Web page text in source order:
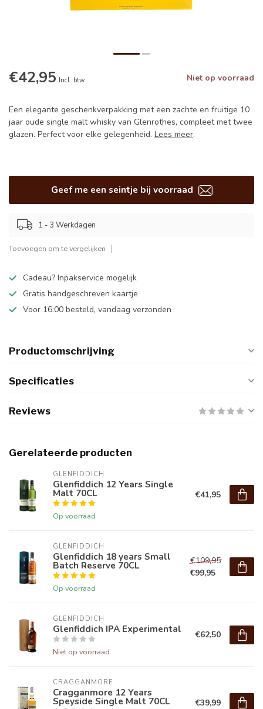
€42,95 Incl. btw Niet op voorraad
Een elegante geschenkverpakking met een zachte en fruitige 10
jaar oude single malt whisky van Glenrothes, compleet met twee
glazen. Perfect voor elke gelegenheid. Lees meer.
Geef me een seintje bij voorraad
1 - 3 Werkdagen
Toevoegen om te vergelijken
Cadeau? Inpakservice mogelijk
Gratis handgeschreven kaartje
Voor 16:00 besteld, vandaag verzonden
Productomschrijving
Specificaties
Reviews
Gerelateerde producten
GLENFIDDICH
Glenfiddich 12 Years Single
Malt 70CL
Op voorraad
€41,95
GLENFIDDICH
Glenfiddich 18 years Small
Batch Reserve 70CL
Op voorraad
€109,95
€99,95
GLENFIDDICH
Glenfiddich IPA Experimental
Niet op voorraad
€62,50
CRAGGANMORE
Cragganmore 12 Years
Speyside Single Malt 70CL €39,99